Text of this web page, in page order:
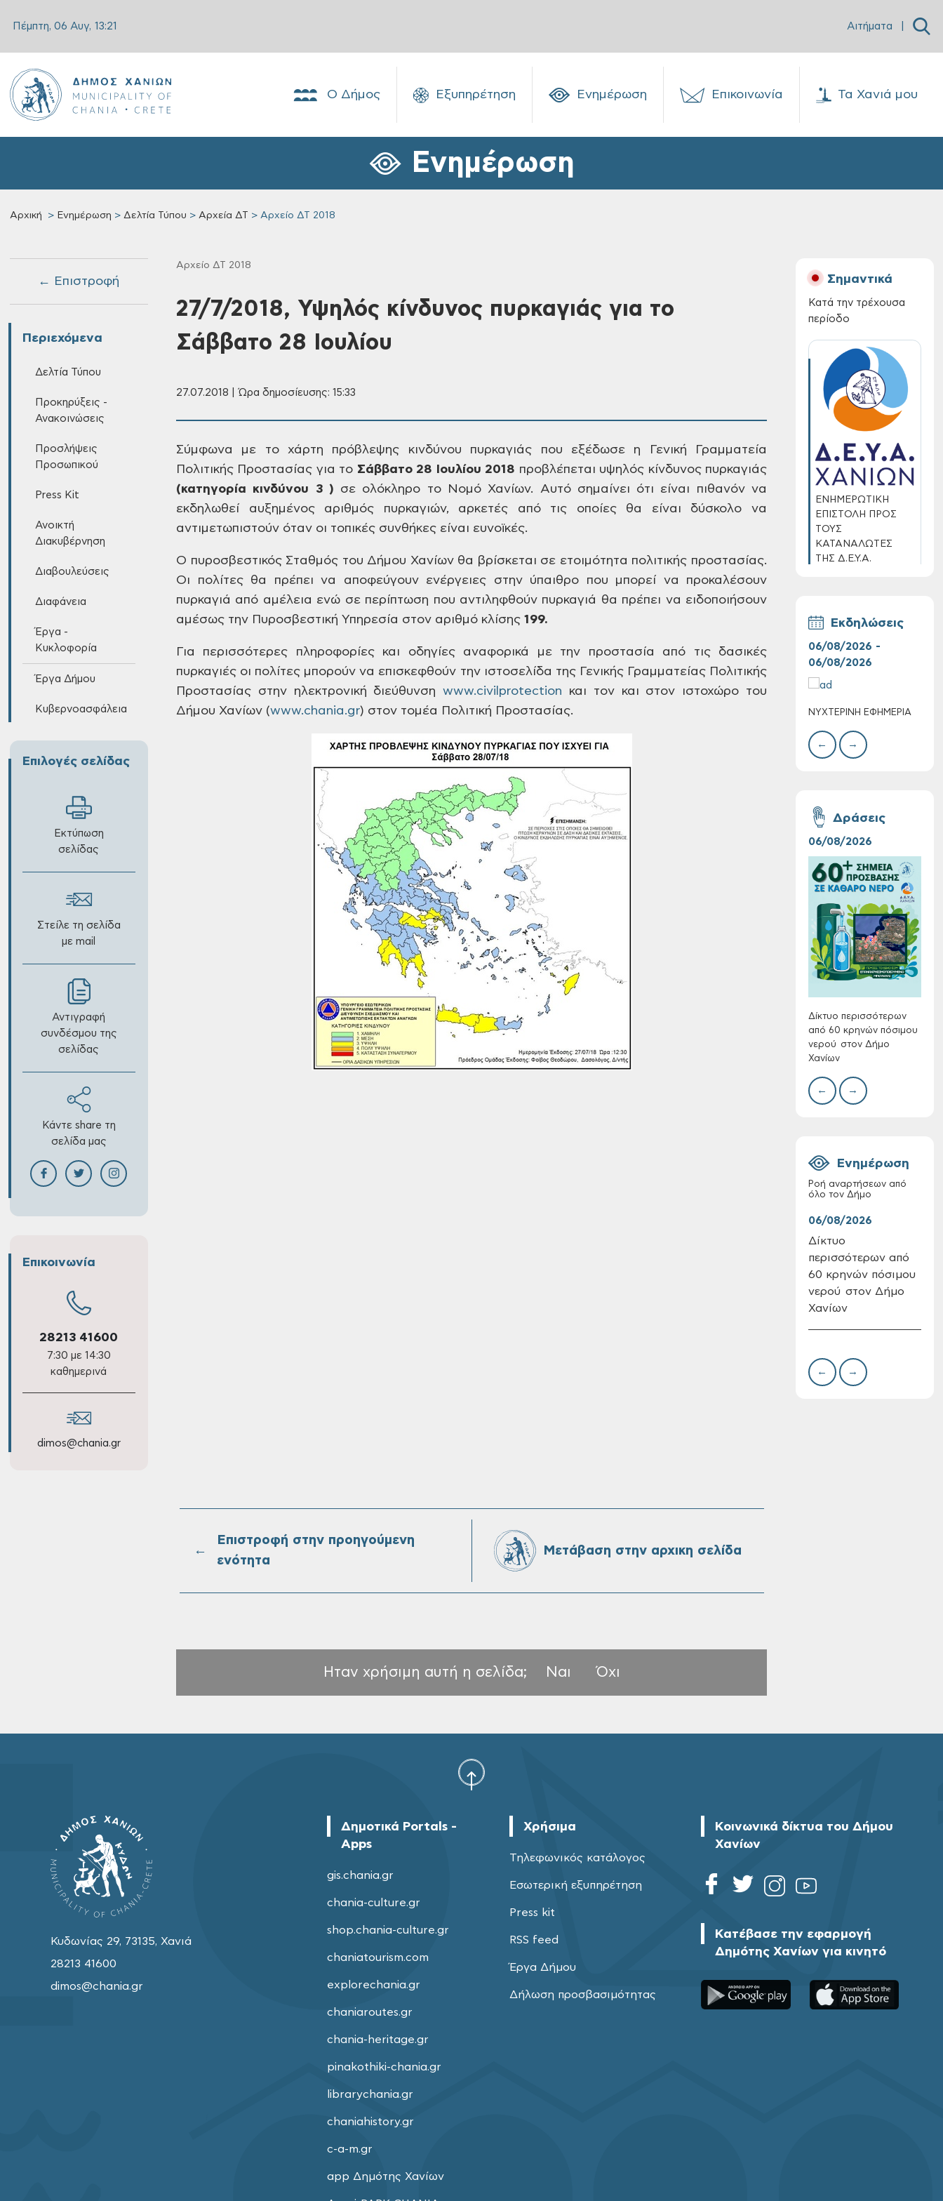
Πέμπτη, 06 Αυγ, 13:21 Αιτήματα
Ο Δήμος Εξυπηρέτηση Ενημέρωση Επικοινωνία Τα Χανιά μου
Ενημέρωση
Αρχική Ενημέρωση Δελτία Τύπου Αρχεία ΔΤ Αρχείο ΔΤ 2018
← Επιστροφή
Περιεχόμενα
Δελτία Τύπου
Προκηρύξεις -
Ανακοινώσεις
Προσλήψεις
Προσωπικού
Press Kit
Ανοικτή
Διακυβέρνηση
Διαβουλεύσεις
Διαφάνεια
Έργα -
Κυκλοφορία
Έργα Δήμου
Κυβερνοασφάλεια
Επιλογές σελίδας
Εκτύπωση
σελίδας
Στείλε τη σελίδα
με mail
Αντιγραφή
συνδέσμου της
σελίδας
Κάντε share τη
σελίδα μας
Επικοινωνία
28213 41600
7:30 με 14:30
καθημερινά
dimos@chania.gr
Αρχείο ΔΤ 2018
27/7/2018, Υψηλός κίνδυνος πυρκαγιάς για το
Σάββατο 28 Ιουλίου
27.07.2018 | Ώρα δημοσίευσης: 15:33
Σύμφωνα με το χάρτη πρόβλεψης κινδύνου πυρκαγιάς που εξέδωσε η Γενική Γραμματεία
Πολιτικής Προστασίας για το Σάββατο28 Ιουλίου 2018 προβλέπεται υψηλός κίνδυνος πυρκαγιάς
(κατηγορία κινδύνου 3 ) σε ολόκληρο το Νομό Χανίων. Αυτόσημαίνει ότι είναι πιθανόν να
εκδηλωθεί αυξημένος αριθμός πυρκαγιών, αρκετές από τις οποίες θα είναι δύσκολο να
αντιμετωπιστούν όταν οι τοπικές συνθήκες είναι ευνοϊκές.
Ο πυροσβεστικός Σταθμός του Δήμου Χανίωνθα βρίσκεται σε ετοιμότητα πολιτικής προστασίας.
Οι πολίτες θα πρέπει να
αποφεύγουν ενέργειες στην ύπαιθρο που μπορεί να προκαλέσουν
πυρκαγιά από αμέλεια ενώ σε περίπτωση που αντιληφθούνπυρκαγιά θα πρέπει να ειδοποιήσουν
αμέσως την Πυροσβεστική Υπηρεσία στον αριθμό κλίσης 199.
Για περισσότερες πληροφορίες και οδηγίεςαναφορικά με την προστασία από τιςδασικές
πυρκαγιές οι πολίτες μπορούν να επισκεφθούν την ιστοσελίδα τηςΓενικής Γραμματείας Πολιτικής
Προστασίας στην ηλεκτρονική διεύθυνση www.civilprotection και τον και στον ιστοχώρο του
Δήμου Χανίων (www.chania.gr) στον τομέα Πολιτική Προστασίας.
Σημαντικά
Κατά την τρέχουσα
περίοδο
ΕΝΗΜΕΡΩΤΙΚΗ
ΕΠΙΣΤΟΛΗ ΠΡΟΣ
ΤΟΥΣ
ΚΑΤΑΝΑΛΩΤΕΣ
ΤΗΣ Δ.Ε.Υ.Α.
Τακτική συνεδρίαση
Δημοτικής
Επιτροπής στις 10-
08-2026
Επαναλειτουργία
του συστήματος
SeaTrac στην
παραλία του Αγίου
Ονουφρίου
Πίνακες Κατάταξης
& Βαθμολογίας,
Πίνακες
ΣΟΧ 3/2026 του
Δήμου Χανίων
προσωπικού με
σχέση εργάσιας
Εκδηλώσεις
06/08/2026 -
06/08/2026
ΝΥΧΤΕΡΙΝΗ ΕΦΗΜΕΡΙΑ
← →
Δράσεις
06/08/2026
Δίκτυο περισσότερων
από 60 κρηνών πόσιμου
νερού στον Δήμο
Χανίων
με
← →
Ενημέρωση
Ροή αναρτήσεων από
όλο τον Δήμο
06/08/2026
Δίκτυο
περισσότερων από
60 κρηνών πόσιμου
νερού στον Δήμο
Χανίων
← →
←
Επιστροφή στην προηγούμενη
ενότητα
Μετάβαση στην αρχικη σελίδα
Ηταν χρήσιμη αυτή η σελίδα; Ναι Όχι
Κυδωνίας 29, 73135, Χανιά
28213 41600
dimos@chania.gr
Δημοτικά Portals -
Apps
gis.chania.gr
chania-culture.gr
shop.chania-culture.gr
chaniatourism.com
explorechania.gr
chaniaroutes.gr
chania-heritage.gr
pinakothiki-chania.gr
librarychania.gr
chaniahistory.gr
c-a-m.gr
app Δημότης Χανίων
Χρήσιμα
Τηλεφωνικός κατάλογος
Εσωτερική εξυπηρέτηση
Press kit
RSS feed
Έργα Δήμου
Δήλωση προσβασιμότητας
Κοινωνικά δίκτυα του Δήμου
Χανίων
Κατέβασε την εφαρμογή
Δημότης Χανίων για κινητό